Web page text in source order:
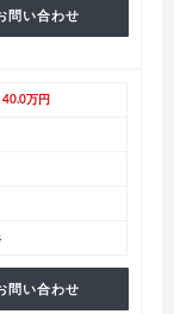
問い合わせ
万円
問い合わせ